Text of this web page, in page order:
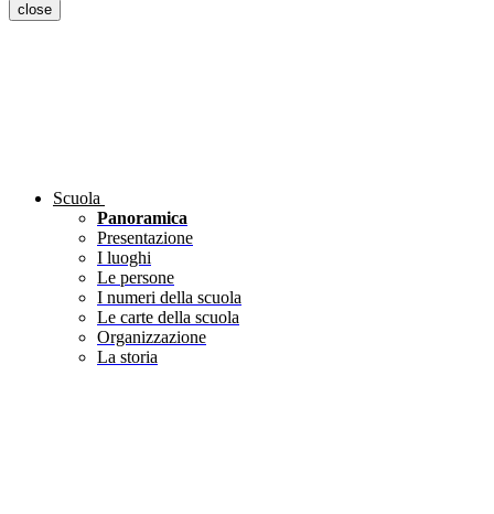
close
Scuola
Panoramica
Presentazione
I luoghi
Le persone
I numeri della scuola
Le carte della scuola
Organizzazione
La storia